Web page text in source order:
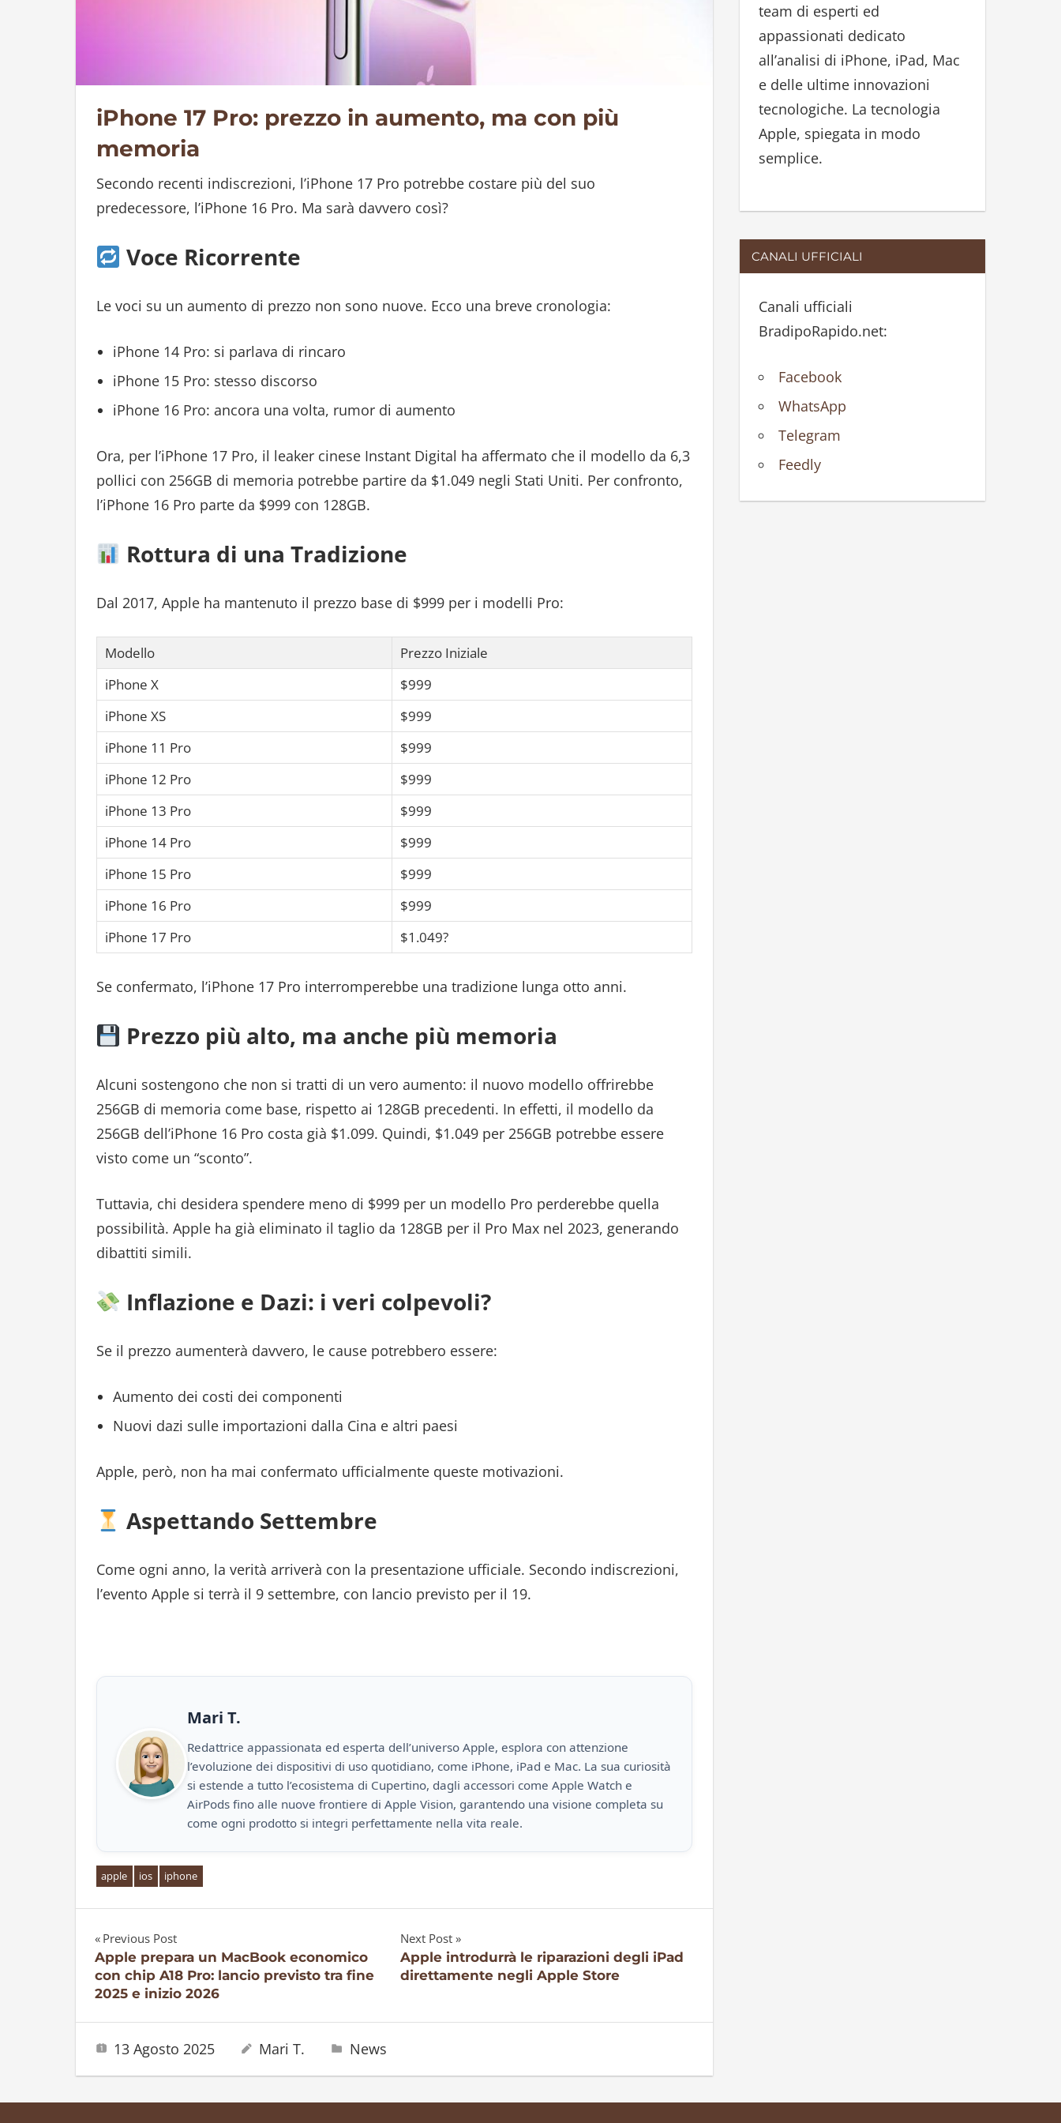
iPhone 17 Pro: prezzo in aumento, ma con più
memoria
Secondo recenti indiscrezioni, l’iPhone 17 Pro potrebbe costare più del suo
predecessore, l’iPhone 16 Pro. Ma sarà davvero così?
Voce Ricorrente
Le voci su un aumento di prezzo non sono nuove. Ecco una breve cronologia:
iPhone 14 Pro: si parlava di rincaro
iPhone 15 Pro: stesso discorso
iPhone 16 Pro: ancora una volta, rumor di aumento
Ora, per l’iPhone 17 Pro, il leaker cinese Instant Digital ha affermato che il modello da 6,3
pollici con 256GB di memoria potrebbe partire da $1.049 negli Stati Uniti. Per confronto,
l’iPhone 16 Pro parte da $999 con 128GB.
Rottura di una Tradizione
Dal 2017, Apple ha mantenuto il prezzo base di $999 per i modelli Pro:
Modello
Prezzo Iniziale
iPhone X
$999
iPhone XS
$999
iPhone 11 Pro
$999
iPhone 12 Pro
$999
iPhone 13 Pro
$999
iPhone 14 Pro
$999
iPhone 15 Pro
$999
iPhone 16 Pro
$999
iPhone 17 Pro
$1.049?
Se confermato, l’iPhone 17 Pro interromperebbe una tradizione lunga otto anni.
Prezzo più alto, ma anche più memoria
Alcuni sostengono che non si tratti di un vero aumento: il nuovo modello offrirebbe
256GB di memoria come base, rispetto ai 128GB precedenti. In effetti, il modello da
256GB dell’iPhone 16 Pro costa già $1.099. Quindi, $1.049 per 256GB potrebbe essere
visto come un “sconto”.
Tuttavia, chi desidera spendere meno di $999 per un modello Pro perderebbe quella
possibilità. Apple ha già eliminato il taglio da 128GB per il Pro Max nel 2023, generando
dibattiti simili.
Inflazione e Dazi: i veri colpevoli?
Se il prezzo aumenterà davvero, le cause potrebbero essere:
Aumento dei costi dei componenti
Nuovi dazi sulle importazioni dalla Cina e altri paesi
Apple, però, non ha mai confermato ufficialmente queste motivazioni.
Aspettando Settembre
Come ogni anno, la verità arriverà con la presentazione ufficiale. Secondo indiscrezioni,
l’evento Apple si terrà il 9 settembre, con lancio previsto per il 19.
Mari T.
Redattrice appassionata ed esperta dell’universo Apple, esplora con attenzione
l’evoluzione dei dispositivi di uso quotidiano, come iPhone, iPad e Mac. La sua curiosità
si estende a tutto l’ecosistema di Cupertino, dagli accessori come Apple Watch e
AirPods fino alle nuove frontiere di Apple Vision, garantendo una visione completa su
come ogni prodotto si integri perfettamente nella vita reale.
apple ios iphone
Navigazione
articoli
Previous Post
Apple prepara un MacBook economico
con chip A18 Pro: lancio previsto tra fine
2025 e inizio 2026
Next Post
Apple introdurrà le riparazioni degli iPad
direttamente negli Apple Store
13 Agosto 2025 Mari T. News
:
team di esperti ed
appassionati dedicato
all’analisi di iPhone, iPad, Mac
e delle ultime innovazioni
tecnologiche. La tecnologia
Apple, spiegata in modo
semplice.
CANALI UFFICIALI
Canali ufficiali
BradipoRapido.net:
Facebook
WhatsApp
Telegram
Feedly